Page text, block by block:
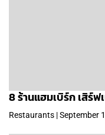
8 ร้านแฮมเบิร์ก เสิร์
Restaurants | September